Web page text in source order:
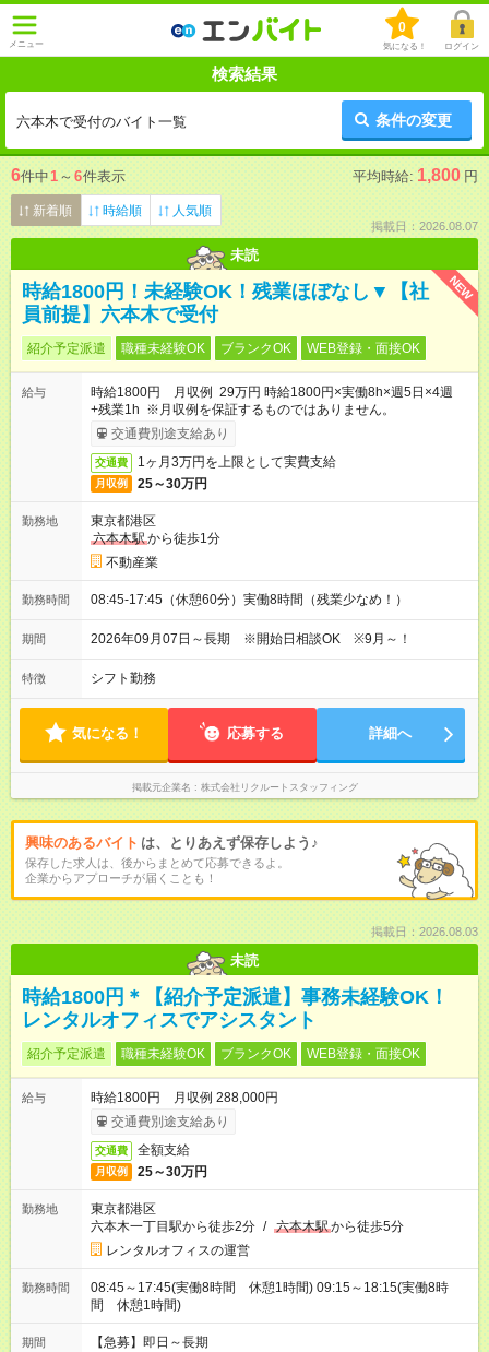
メニュー
0
気になる！ ログイン
検索結果
六本木で受付のバイト一覧 条件の変更
6件中1 ～ 6件表示 平均時給: 1,800 円
新着順 時給順 人気順
掲載日：2026.08.07
未読
NEW
時給1800円！未経験OK！残業ほぼなし▼【社
員前提】六本木で受付
紹介予定派遣 職種未経験OK ブランクOK WEB登録・面接OK
給与
時給1800円 月収例 29万円 時給1800円×実働8h×週5日×4週
+残業1h ※月収例を保証するものではありません。
交通費別途支給あり
交通費 1ヶ月3万円を上限として実費支給
月収例 25～30万円
勤務地
東京都港区
六本木駅から徒歩1分
不動産業
勤務時間 08:45-17:45（休憩60分）実働8時間（残業少なめ！）
期間 2026年09月07日～長期 ※開始日相談OK ※9月～！
特徴 シフト勤務
気になる！ 応募する 詳細へ
掲載元企業名 株式会社リクルートスタッフィング
興味のあるバイト は、とりあえず保存しよう♪
保存した求人は、後からまとめて応募できるよ。
企業からアプローチが届くことも！
掲載日：2026.08.03
未読
時給1800円＊【紹介予定派遣】事務未経験OK！
レンタルオフィスでアシスタント
紹介予定派遣 職種未経験OK ブランクOK WEB登録・面接OK
給与
時給1800円 月収例 288,000円
交通費別途支給あり
交通費 全額支給
月収例 25～30万円
勤務地
東京都港区
六本木一丁目駅から徒歩2分 / 六本木駅から徒歩5分
レンタルオフィスの運営
勤務時間
08:45～17:45(実働8時間 休憩1時間) 09:15～18:15(実働8時
間 休憩1時間)
期間 【急募】即日～長期